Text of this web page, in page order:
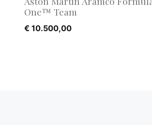
One™ Team
€ 10.500,00